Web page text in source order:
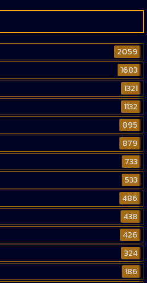
2059
1683
1321
1132
895
879
733
533
486
438
426
324
186